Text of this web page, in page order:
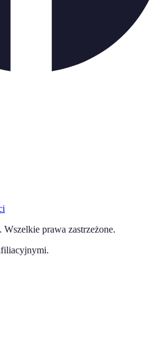
. Wszelkie prawa zastrzeżone.